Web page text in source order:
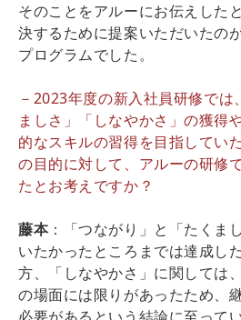
そのことをアルーにお伝えした
決するために提案いただいたの
プログラムでした。
－2023年度の新入社員研修では
ましさ」「しなやかさ」の獲得
的なスキルの習得を目指してい
の目的に対して、アルーの研修
たとお考えですか？
藤本：「つながり」と「たくま
いたかったところまでは達成し
方、「しなやかさ」に関しては
の場面には限りがあったため、